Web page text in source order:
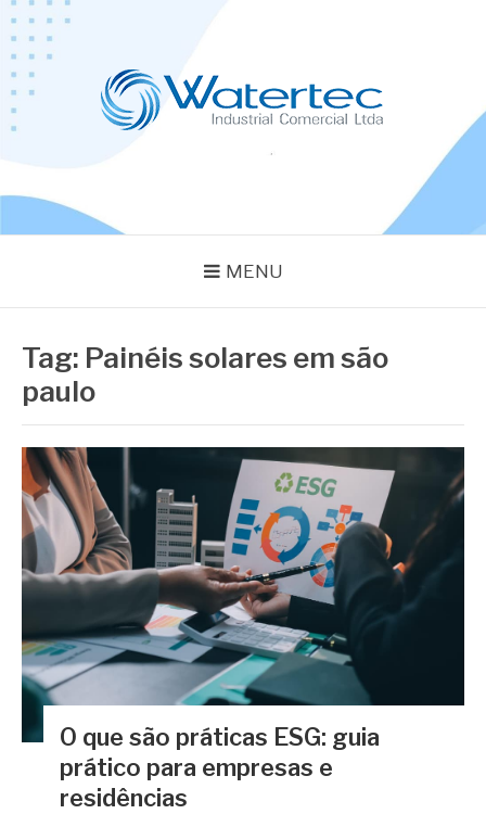
Pular
para
conteúdo
MENU
Tag: Painéis solares em são
paulo
O que são práticas ESG: guia
prático para empresas e
residências